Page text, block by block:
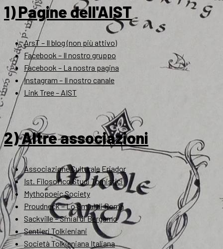
1) Pagine dell'AIST
ArsT – Il blog (non più attivo)
Facebook – Il nostro gruppo
Facebook – La nostra pagina
Instagram – Il nostro canale
Link Tree – AIST
2) Altre associazioni
Associazione Culturale Eriador
Ist. Filosofico Studi Tomistici
Mythopoeic Society
Proudneck – Lo Smial di Roma
Sackville – Smial di Bergamo
Sentieri Tolkieniani
Società Tolkieniana Italiana